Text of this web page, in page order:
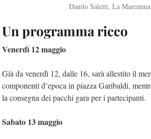
Danilo Saletti, La
Un programma ricco
Venerdì 12 maggio
Già da venerdì 12, dalle 16, sarà allestito il
componenti d’epoca in piazza Garibaldi,
la consegna dei pacchi gara per i partecipanti.
Sabato 13 maggio